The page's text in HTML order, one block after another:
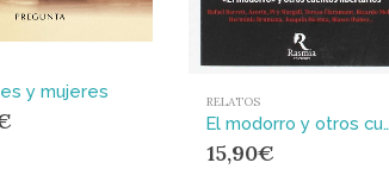
y mujeres
RELATOS
El modorro y otros cuentos libertarios
15,90€